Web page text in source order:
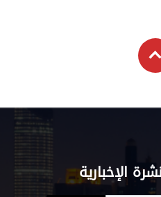
الإخبارية